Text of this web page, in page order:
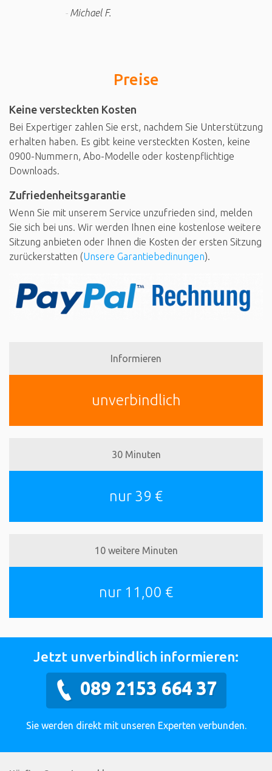
Michael F.
Preise
Keine versteckten Kosten
Bei Expertiger zahlen Sie erst, nachdem Sie Unterstützung
erhalten haben. Es gibt keine versteckten Kosten, keine
0900-Nummern, Abo-Modelle oder kostenpflichtige
Downloads.
Zufriedenheitsgarantie
Wenn Sie mit unserem Service unzufrieden sind, melden
Sie sich bei uns. Wir werden Ihnen eine kostenlose weitere
Sitzung anbieten oder Ihnen die Kosten der ersten Sitzung
zurückerstatten (Unsere Garantiebedinungen).
Informieren
unverbindlich
30 Minuten
nur 39 €
10 weitere Minuten
nur 11,00 €
Jetzt unverbindlich informieren:
089 2153 664 37
Sie werden direkt mit unseren Experten verbunden.